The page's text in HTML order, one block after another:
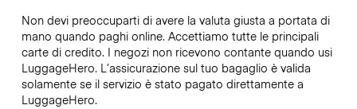
Non devi preoccuparti di avere la valuta giusta a portata di
mano quando paghi online. Accettiamo tutte le principali
carte di credito. I negozi non ricevono contante quando usi
LuggageHero. L’assicurazione sul tuo bagaglio è valida
solamente se il servizio è stato pagato direttamente a
LuggageHero.